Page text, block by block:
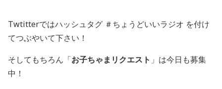
Twtitterではハッシュタグ ＃ちょうどいいラジオ を付け
てつぶやいて下さい！
そしてもちろん「お子ちゃまリクエスト 」は今日も募集
中！